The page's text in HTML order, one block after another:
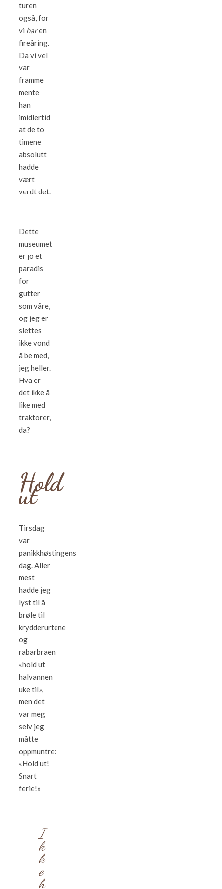
turen
også, for
vi haren
fireåring.
Da vi vel
var
framme
mente
han
imidlertid
at de to
timene
absolutt
hadde
vært
verdt det.
Dette
museumet
er jo et
paradis
for
gutter
som våre,
og jeg er
slettes
ikke vond
å be med,
jeg heller.
Hva er
det ikke å
like med
traktorer,
da?
Hold
ut
Tirsdag
var
panikkhøstingens
dag. Aller
mest
hadde jeg
lyst til å
brøle til
krydderurtene
og
rabarbraen
«hold ut
halvannen
uke til»,
men det
var meg
selv jeg
måtte
oppmuntre:
«Hold ut!
Snart
ferie!»
I
k
k
e
h